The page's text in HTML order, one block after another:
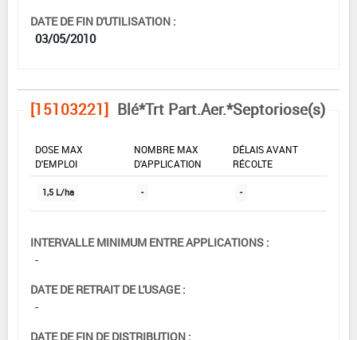
DATE DE FIN D'UTILISATION :
03/05/2010
[15103221] Blé*Trt Part.Aer.*Septoriose(s)
DOSE MAX
D'EMPLOI
NOMBRE MAX
D'APPLICATION
DÉLAIS AVANT
RÉCOLTE
1,5 L/ha - -
INTERVALLE MINIMUM ENTRE APPLICATIONS :
-
DATE DE RETRAIT DE L'USAGE :
-
DATE DE FIN DE DISTRIBUTION :